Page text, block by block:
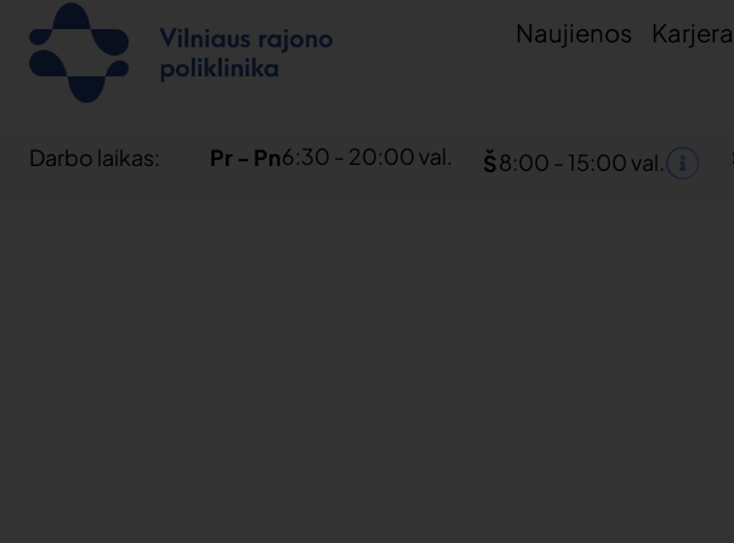
Naujienos Karjera
Darbo laikas: Pr - Pn6:30 - 20:00 val. Š8:00 - 15:00 val.